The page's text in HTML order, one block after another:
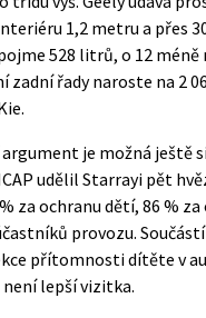
1,2 metru a přes
528 litrů, o 12 méně
zadní řady naroste na 2
je možná ještě
udělil Starrayi pět
za ochranu dětí, 86 % za
provozu.
přítomnosti dítěte v
lepší vizitka.